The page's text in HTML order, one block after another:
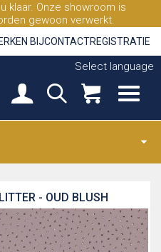
klaar. Onze showroom is
gewoon verwerkt.
BIJCONTACTREGISTRATIE
Select language
- OUD BLUSH